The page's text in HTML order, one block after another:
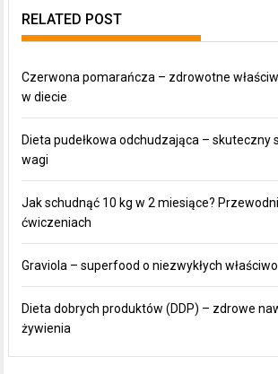
RELATED POST
Czerwona pomarańcza – zdrowotne
w diecie
Dieta pudełkowa odchudzająca – skuteczny
wagi
Jak schudnąć 10 kg w 2 miesiące?
ćwiczeniach
Graviola – superfood o niezwykłych
Dieta dobrych produktów (DDP) – zdrowe
żywienia